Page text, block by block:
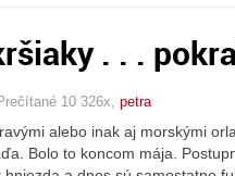
. . .
10 326x, petra
alebo inak aj morskými
Bolo to koncom mája.